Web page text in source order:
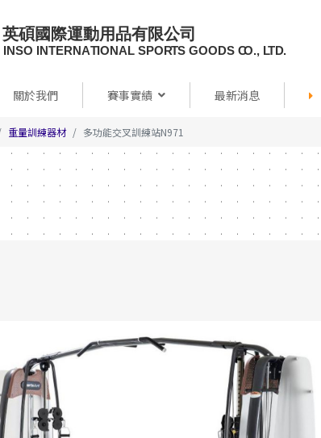
關於我們 賽事實績 最新消息
重量訓練器材 多功能交叉訓練站N971